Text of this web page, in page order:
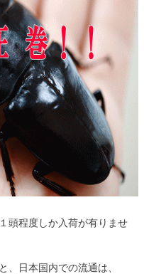
頭程度しか入荷が有りませ
、日本国内での流通は、